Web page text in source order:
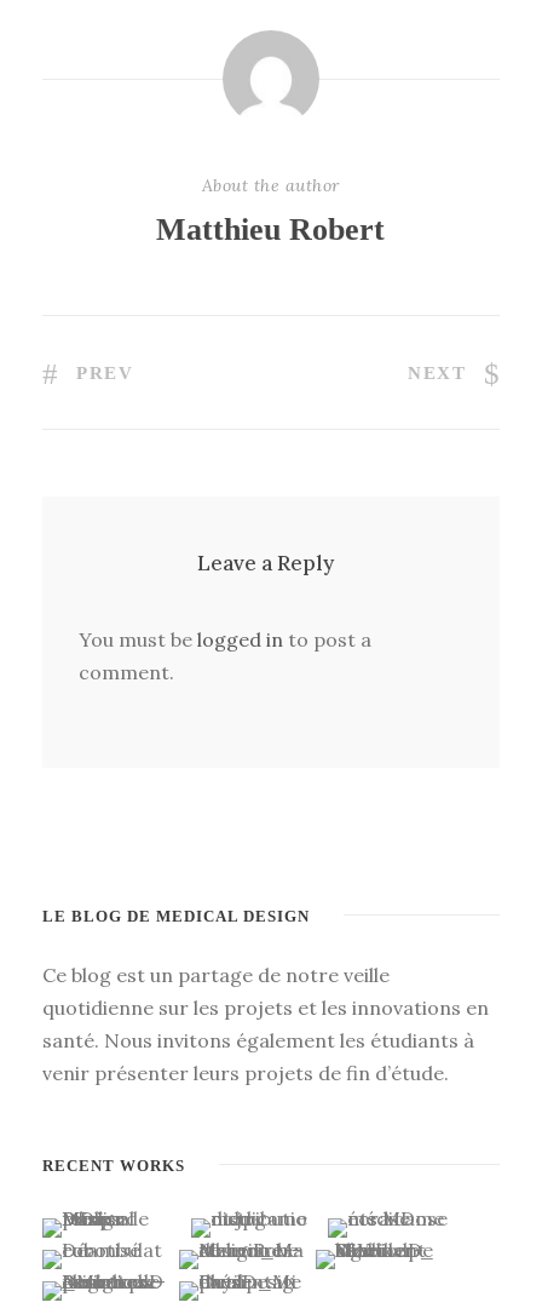
About the author
Matthieu Robert
PREV NEXT
Leave a Reply
You must be logged in to post a
comment.
LE BLOG DE MEDICAL DESIGN
Ce blog est un partage de notre veille
quotidienne sur les projets et les innovations en
santé. Nous invitons également les étudiants à
venir présenter leurs projets de fin d’étude.
RECENT WORKS